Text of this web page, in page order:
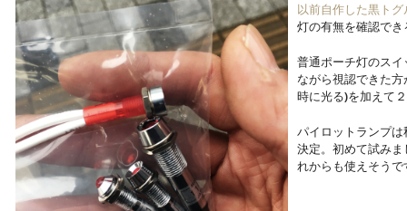
以前自作した黒ト
灯の有無を確認で
普通ポーチ灯のス
ながら視認できた
時に光る)を加えて
パイロットランプ
決定。初めて試み
れからも使えそうで